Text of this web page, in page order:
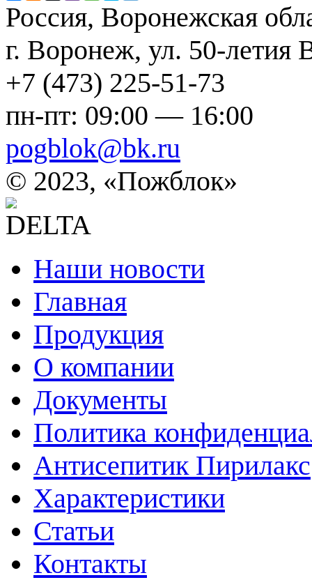
Россия, Воронежская
г. Воронеж, ул. 50-
+7 (473) 225-51-73
пн-пт: 09:00 — 16:00
pogblok@bk.ru
© 2023, «Пожблок»
Наши новости
Главная
Продукция
О компании
Документы
Политика
Антисепитик Пирилакс
Характеристики
Статьи
Контакты